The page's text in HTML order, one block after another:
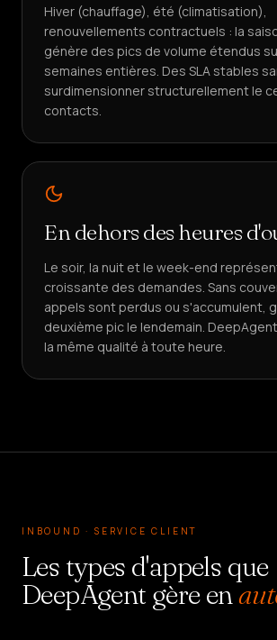
Hiver (chauffage), été (climatisation),
renouvellements contractuels : la
génère des pics de volume étendus
semaines entières. Des SLA stables
surdimensionner structurellement le
contacts.
En dehors des heures
Le soir, la nuit et le week-end
croissante des demandes. Sans
appels sont perdus ou s'accumulent,
deuxième pic le lendemain.
la même qualité à toute heure.
INBOUND · SERVICE CLIENT
Les types d'appels que
DeepAgent gère en